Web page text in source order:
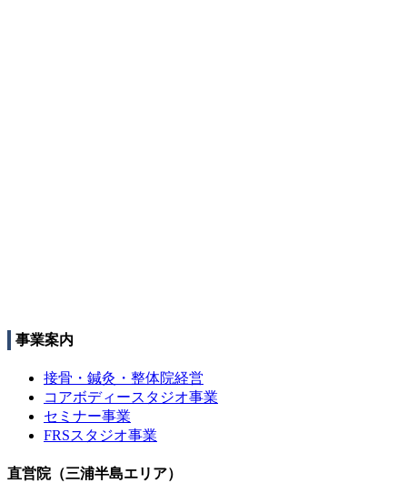
事業案内
接骨・鍼灸・整体院経営
コアボディースタジオ事業
セミナー事業
FRSスタジオ事業
直営院（三浦半島エリア）